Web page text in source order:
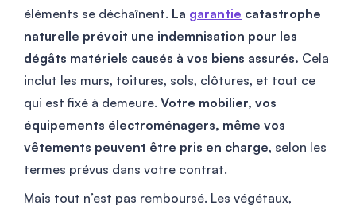
éléments se déchaînent. La garantie catastrophe
naturelle prévoit une indemnisation pour les
dégâts matériels causés à vos biens assurés. Cela
inclut les murs, toitures, sols, clôtures, et tout ce
qui est fixé à demeure. Votre mobilier, vos
équipements électroménagers, même vos
vêtements peuvent être pris en charge, selon les
termes prévus dans votre contrat.
Mais tout n’est pas remboursé. Les végétaux,